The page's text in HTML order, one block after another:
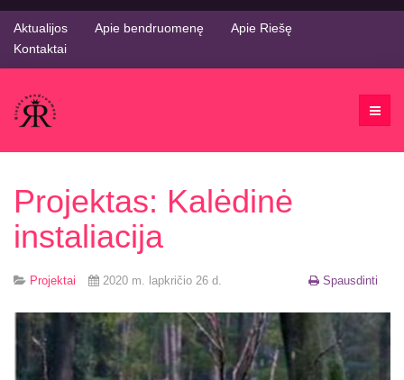
Aktualijos Apie bendruomenę
Apie Riešę
Kontaktai
Projektas: Kalėdinė
instaliacija
Spausdinti
Projektai 2020 m. lapkričio 26 d.